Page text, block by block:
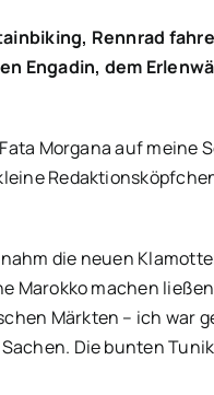
Rennrad
dem
Morgana auf meine
die neuen
Marokko machen
Märkten – ich
Die bunten